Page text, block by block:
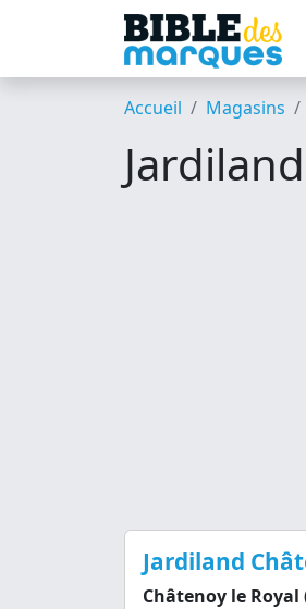
Accueil Magasins
Jardiland
Châtenoy le Royal